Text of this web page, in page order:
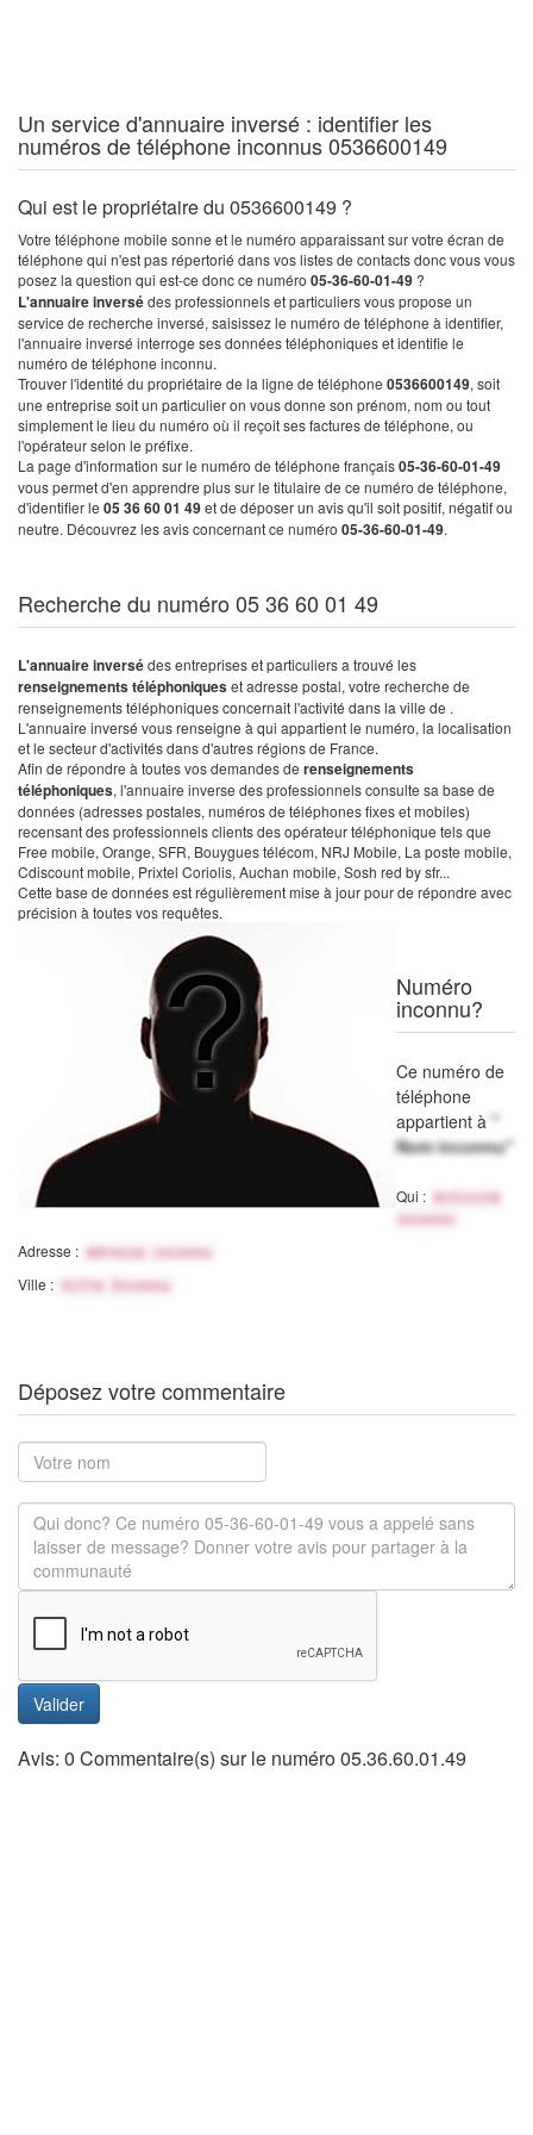
Un service d'annuaire inversé : identifier les
numéros de téléphone inconnus 0536600149
Qui est le propriétaire du 0536600149 ?
Votre téléphone mobile sonne et le numéro apparaissant sur votre écran de
téléphone qui n'est pas répertorié dans vos listes de contacts donc vous vous
posez la question qui est-ce donc ce numéro 05-36-60-01-49 ?
L'annuaire inversédes professionnels et particuliers vous propose un
service de recherche inversé, saisissez le numéro de téléphone à identifier,
l'annuaire inversé interroge ses données téléphoniques et identifie le
numéro de téléphone inconnu.
Trouver l'identité du propriétaire de la ligne de téléphone 0536600149, soit
une entreprise soit un particulier on vous donne son prénom, nom ou tout
simplement le lieu du numéro où il reçoit ses factures de téléphone, ou
l'opérateur selon le préfixe.
La page d'information sur le numéro de téléphone français05-36-60-01-49
vous permet d'en apprendre plus sur le titulaire de ce numéro de téléphone,
d'identifier le 05 36 60 01 49et de déposer un avis qu'il soit positif, négatif ou
neutre. Découvrez les avis concernant ce numéro 05-36-60-01-49.
Recherche du numéro 05 36 60 01 49
L'annuaire inversédes entreprises et particuliers a trouvé les
renseignements téléphoniqueset adresse postal, votre recherche de
renseignements téléphoniques concernait l'activité dans la ville de .
L'annuaire inversé vous renseigne à qui appartient le numéro, la localisation
et le secteur d'activités dans d'autres régions de France.
Afin de répondre à toutes vos demandes de renseignements
téléphoniques, l'annuaire inverse des professionnels consulte sa base de
données (adresses postales, numéros de téléphones fixes et mobiles)
recensant des professionnels clients des opérateur téléphonique tels que
Free mobile, Orange, SFR, Bouygues télécom, NRJ Mobile, La poste mobile,
Cdiscount mobile, Prixtel Coriolis, Auchan mobile, Sosh red by sfr...
Cette base de données est régulièrement mise à jour pour de répondre avec
précision à toutes vos requêtes.
Numéro
inconnu?
Ce numéro de
téléphone
appartient à "
Nom inconnu"
Qui :
Activité
inconnu
Adresse : Adresse inconnu
Ville : Ville Inconnu
Déposez votre commentaire
Valider
Avis: 0 Commentaire(s) sur le numéro 05.36.60.01.49